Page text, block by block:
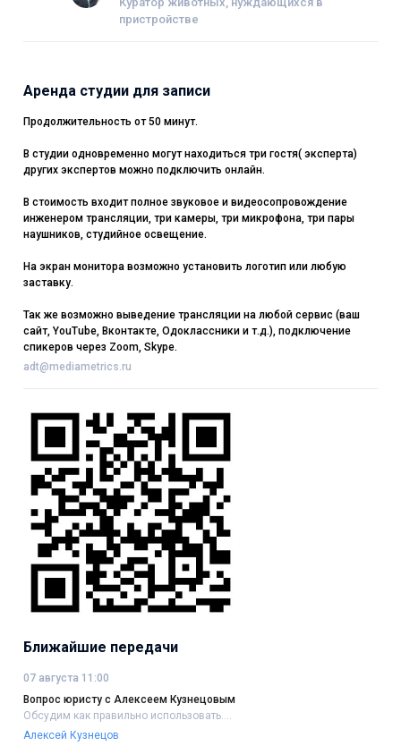
пристройстве
Аренда студии для записи
Продолжительность от 50 минут.
В студии одновременно могут находиться три гостя( эксперта)
других экспертов можно подключить онлайн.
В стоимость входит полное звуковое и видеосопровождение
инженером трансляции, три камеры, три микрофона, три пары
наушников, студийное освещение.
На экран монитора возможно установить логотип или любую
заставку.
Так же возможно выведение трансляции на любой сервис (ваш
сайт, YouTube, Вконтакте, Одоклассники и т.д.), подключение
спикеров через Zoom, Skype.
adt@mediametrics.ru
Ближайшие передачи
07 августа 11:00
Вопрос юристу с Алексеем Кузнецовым
Обсудим как правильно использовать....
Алексей Кузнецов